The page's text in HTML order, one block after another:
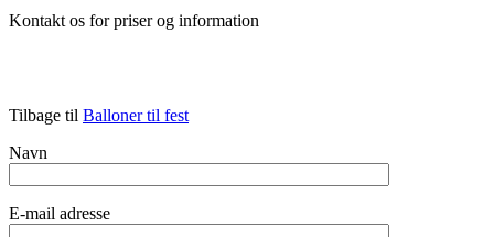
Kontakt os for priser og information
Tilbage til Balloner til fest
Navn
E-mail adresse